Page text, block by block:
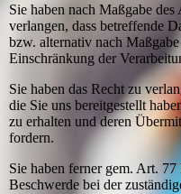
Sie haben nach Maßgabe
verlangen, dass betreffende
bzw. alternativ nach
Einschränkung der
Sie haben das Recht zu
die Sie uns bereitgestellt
zu erhalten und deren
fordern.
Sie haben ferner gem. Art.
Beschwerde bei der